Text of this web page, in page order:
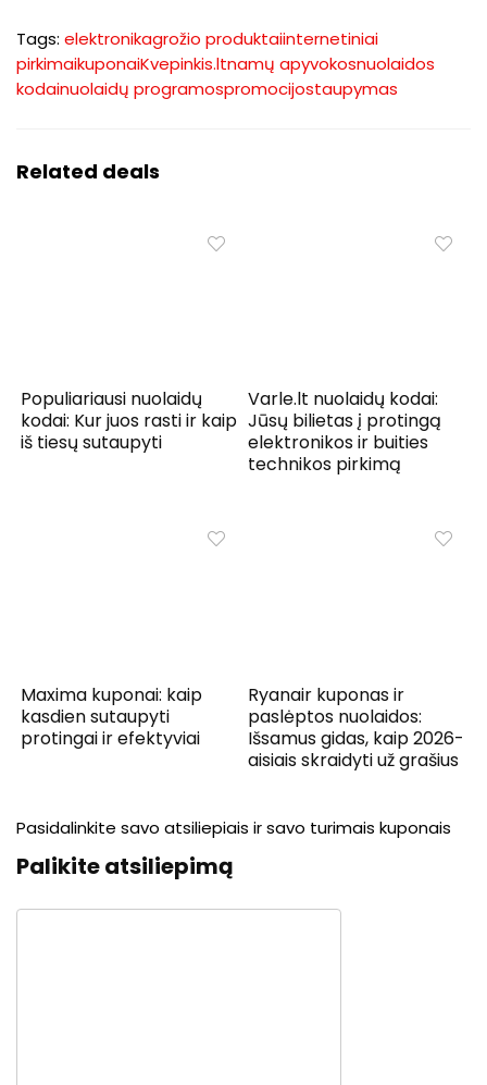
Tags: elektronikagrožio produktaiinternetiniai
pirkimaikuponaiKvepinkis.ltnamų apyvokosnuolaidos
kodainuolaidų programospromocijostaupymas
Related deals
Populiariausi nuolaidų
kodai: Kur juos rasti ir kaip
iš tiesų sutaupyti
Varle.lt nuolaidų kodai:
Jūsų bilietas į protingą
elektronikos ir buities
technikos pirkimą
Maxima kuponai: kaip
kasdien sutaupyti
protingai ir efektyviai
Ryanair kuponas ir
paslėptos nuolaidos:
Išsamus gidas, kaip 2026-
aisiais skraidyti už grašius
Pasidalinkite savo atsiliepiais ir savo turimais kuponais
Palikite atsiliepimą